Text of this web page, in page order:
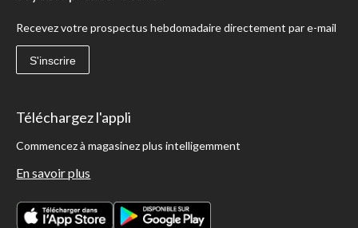
Recevez votre prospectus hebdomadaire directement par e-mail
S'inscrire
Téléchargez l'appli
Commencez à magasinez plus intelligemment
En savoir plus